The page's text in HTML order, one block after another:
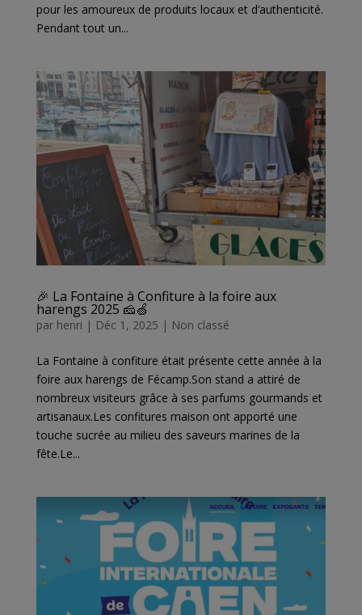
pour les amoureux de produits locaux et d’authenticité.
Pendant tout un...
🎉 La Fontaine à Confiture à la foire aux
harengs 2025 🧀🍏
par henri | Déc 1, 2025 | Non classé
La Fontaine à confiture était présente cette année à la
foire aux harengs de Fécamp.Son stand a attiré de
nombreux visiteurs grâce à ses parfums gourmands et
artisanaux.Les confitures maison ont apporté une
touche sucrée au milieu des saveurs marines de la
fête.Le...